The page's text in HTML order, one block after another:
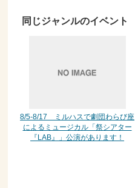
同じジャンルのイベント
8/5-8/17 ミルハスで劇団わらび座
によるミュージカル「祭シアター
『LAB』」公演があります！